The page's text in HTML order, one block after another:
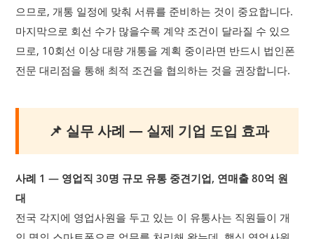
으므로, 개통 일정에 맞춰 서류를 준비하는 것이 중요합니다.
마지막으로 회선 수가 많을수록 계약 조건이 달라질 수 있으
므로, 10회선 이상 대량 개통을 계획 중이라면 반드시 법인폰
전문 대리점을 통해 최적 조건을 협의하는 것을 권장합니다.
📌 실무 사례 — 실제 기업 도입 효과
사례 1 — 영업직 30명 규모 유통 중견기업, 연매출 80억 원
대
전국 각지에 영업사원을 두고 있는 이 유통사는 직원들이 개